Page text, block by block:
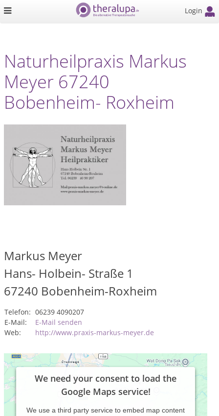
Login
Naturheilpraxis Markus
Meyer 67240
Bobenheim- Roxheim
Markus Meyer
Hans- Holbein- Straße 1
67240 Bobenheim-Roxheim
Telefon: 06239 4090207
E-Mail:
E-Mail senden
Web:
http://www.praxis-markus-meyer.de
We need your consent to load the
Google Maps service!
We use a third party service to embed map content